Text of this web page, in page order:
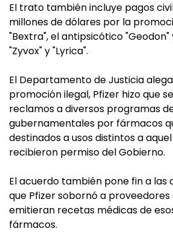
El trato también incluye pagos
millones de dólares por la
"Bextra", el antipsicótico
"Zyvox" y "Lyrica".
El Departamento de Justicia
promoción ilegal, Pfizer hizo que
reclamos a diversos programas
gubernamentales por fármacos
destinados a usos distintos a
recibieron permiso del Gobierno.
El acuerdo también pone fin a las
que Pfizer sobornó a
emitieran recetas médicas de
fármacos.